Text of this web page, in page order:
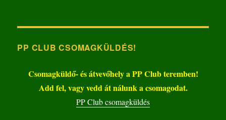
PP CLUB CSOMAGKÜLDÉS!
Csomagküldő- és átvevőhely a PP Club teremben!
Add fel, vagy vedd át nálunk a csomagodat.
PP Club csomagküldés